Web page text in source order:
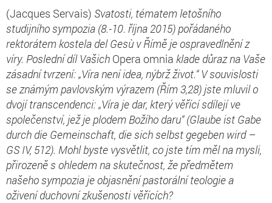
(Jacques Servais) Svatosti, tématem letošního
studijního sympozia (8.-10. října 2015) pořádaného
rektorátem kostela del Gesù v Římě je ospravedlnění z
víry. Poslední díl Vašich Opera omnia klade důraz na Vaše
zásadní tvrzení: „Víra není idea, nýbrž život.“ V souvislosti
se známým pavlovským výrazem (Řím3,28) jste mluvil o
dvojí transcendenci: „Víra je dar, který věřící sdílejí ve
společenství, jež je plodem Božího daru“ (Glaube ist Gabe
durch die Gemeinschaft, die sich selbst gegeben wird –
GS IV, 512). Mohl byste vysvětlit, co jste tím měl na mysli,
přirozeně s ohledem na skutečnost, že předmětem
našeho sympozia je objasnění pastorální teologie a
oživení duchovní zkušenosti věřících?